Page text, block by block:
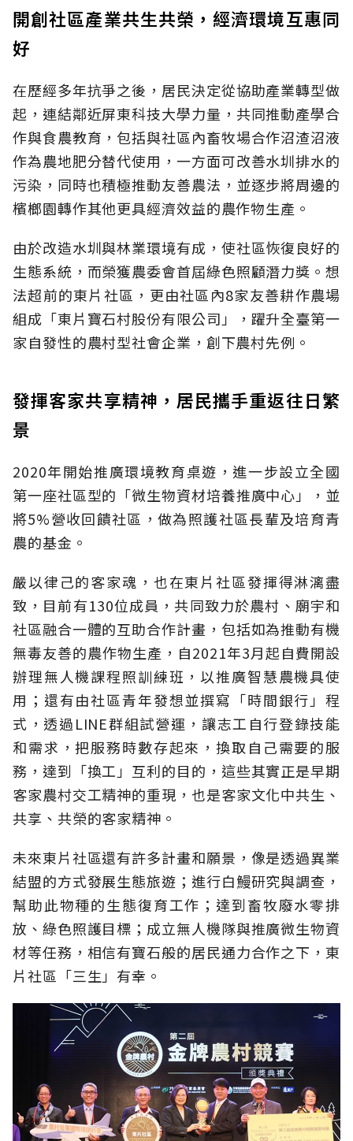
開創社區產業共生共榮，經濟環境互惠同
好
在歷經多年抗爭之後，居民決定從協助產業轉型做
起，連結鄰近屏東科技大學力量，共同推動產學合
作與食農教育，包括與社區內畜牧場合作沼渣沼液
作為農地肥分替代使用，一方面可改善水圳排水的
污染，同時也積極推動友善農法，並逐步將周邊的
檳榔園轉作其他更具經濟效益的農作物生產。
由於改造水圳與林業環境有成，使社區恢復良好的
生態系統，而榮獲農委會首屆綠色照顧潛力獎。想
法超前的東片社區，更由社區內8家友善耕作農場
組成「東片寶石村股份有限公司」，躍升全臺第一
家自發性的農村型社會企業，創下農村先例。
發揮客家共享精神，居民攜手重返往日繁
景
2020年開始推廣環境教育桌遊，進一步設立全國
第一座社區型的「微生物資材培養推廣中心」，並
將5%營收回饋社區，做為照護社區長輩及培育青
農的基金。
嚴以律己的客家魂，也在東片社區發揮得淋漓盡
致，目前有130位成員，共同致力於農村、廟宇和
社區融合一體的互助合作計畫，包括如為推動有機
無毒友善的農作物生產，自2021年3月起自費開設
辦理無人機課程照訓練班，以推廣智慧農機具使
用；還有由社區青年發想並撰寫「時間銀行」程
式，透過LINE群組試營運，讓志工自行登錄技能
和需求，把服務時數存起來，換取自己需要的服
務，達到「換工」互利的目的，這些其實正是早期
客家農村交工精神的重現，也是客家文化中共生、
共享、共榮的客家精神。
未來東片社區還有許多計畫和願景，像是透過異業
結盟的方式發展生態旅遊；進行白鰻研究與調查，
幫助此物種的生態復育工作；達到畜牧廢水零排
放、綠色照護目標；成立無人機隊與推廣微生物資
材等任務，相信有寶石般的居民通力合作之下，東
片社區「三生」有幸。